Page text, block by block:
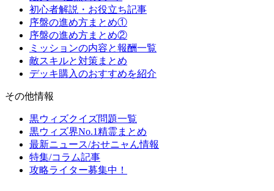
初心者解説・お役立ち記事
序盤の進め方まとめ①
序盤の進め方まとめ②
ミッションの内容と報酬一覧
敵スキルと対策まとめ
デッキ購入のおすすめを紹介
その他情報
黒ウィズクイズ問題一覧
黒ウィズ界No.1精霊まとめ
最新ニュース/おせニャん情報
特集/コラム記事
攻略ライター募集中！